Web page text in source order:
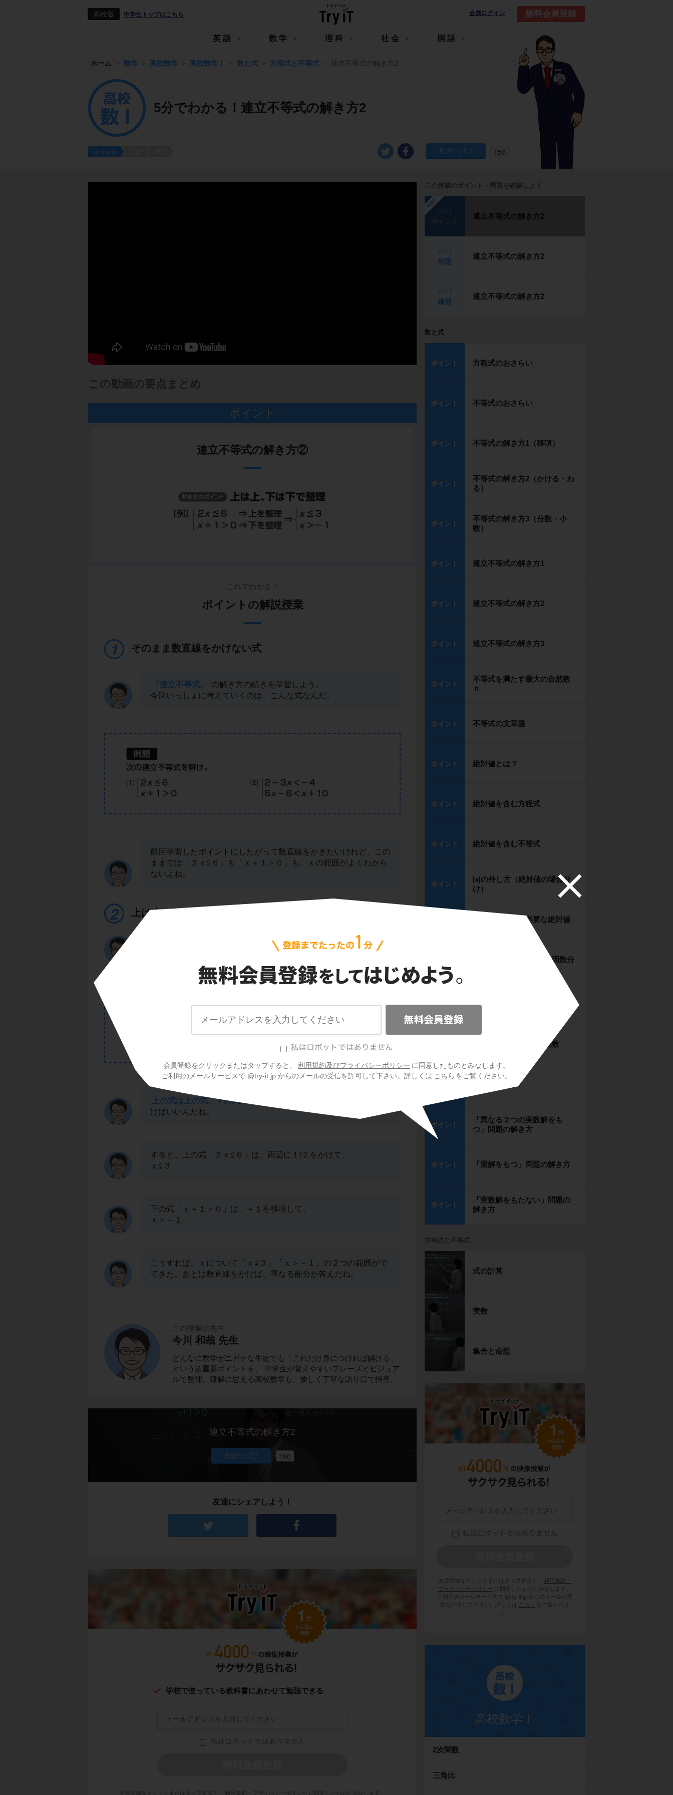
高校版 中学生トップはこちら 会員ログイン 無料会員登録
会員登録をクリックまたはタップすると、 利用規約及びプライバシーポリシー に同意したものとみなします。
ご利用のメールサービスで @try-it.jp からのメールの受信を許可して下さい。詳しくは こちら をご覧ください。
英語 数学 理科 社会 国語
ホーム 数学 高校数学 高校数学Ⅰ 数と式 方程式と不等式 連立不等式の解き方2
5分でわかる！連立不等式の解き方2
ポイント 150
この動画の要点まとめ
ポイント
連立不等式の解き方②
これでわかる！
ポイントの解説授業
そのまま数直線をかけない式
「連立不等式」
の解き方の続きを学習しよう。
今回いっしょに考えていくのは、こんな式なんだ。
前回学習したポイントにしたがって数直線をかきたいけれど、この
ままでは「２ｘ≦６」も「ｘ＋１＞０」も、ｘの範囲がよくわから
ないよね。
上は上、下は下で整理しよう
そこで今回のポイントを確認しよう。
上の式は上の式、下の式は下の式でそれぞれ整理
けばいいんだね。
すると、上の式「２ｘ≦６」は、両辺に１/２をかけて、
ｘ≦３
下の式「ｘ＋１＞０」は、＋１を移項して、
ｘ＞－１
こうすれば、ｘについて「ｘ≦３」「ｘ＞－１」の２つの範囲がで
てきた。あとは数直線をかけば、重なる部分が答えだね。
この授業の先生
今川 和哉 先生
どんなに数学がニガテな生徒でも「これだけ身につければ解ける」
という超重要ポイントを、 中学生が覚えやすいフレーズとビジュア
ルで整理。難解に思える高校数学も、優しく丁寧な語り口で指導。
連立不等式の解き方2
150
友達にシェアしよう！
学校で使っている教科書にあわせて勉強できる
会員登録をクリックまたはタップすると、 利用規約・プライバシーポリシー に同意したものとみなします。
この授業のポイント・問題を確認しよう
勉強中
連立不等式の解き方2
例題
連立不等式の解き方2
練習
連立不等式の解き方2
数と式
ポイント 方程式のおさらい
ポイント 不等式のおさらい
ポイント 不等式の解き方1（移項）
ポイント
不等式の解き方2（かける・わ
る）
ポイント
不等式の解き方3（分数・小
数）
ポイント 連立不等式の解き方1
ポイント 連立不等式の解き方2
ポイント 連立不等式の解き方3
ポイント
不等式を満たす最大の自然数
ｎ
ポイント 不等式の文章題
ポイント 絶対値とは？
ポイント 絶対値を含む方程式
ポイント 絶対値を含む不等式
ポイント
|x|の外し方（絶対値の場合分
け）
「場合分け」が必要な絶対値
２次方程式の解き方1（因数分
ポイント
２次方程式の解き方2（解の公
式）
2次方程式の実数解の個数
判別式Dとは？
ポイント
「異なる２つの実数解をも
つ」問題の解き方
ポイント 「重解をもつ」問題の解き方
ポイント
「実数解をもたない」問題の
解き方
方程式と不等式
式の計算
実数
集合と命題
会員登録をクリックまたはタップすると、
利用規約・
プライバシーポリシー
に同意したものとみなします。
ご利用のメールサービスで @try-it.jp からのメールの受
信を許可して下さい。詳しくは
こちら
をご覧くださ
い。
高校数学Ⅰ
2次関数
三角比